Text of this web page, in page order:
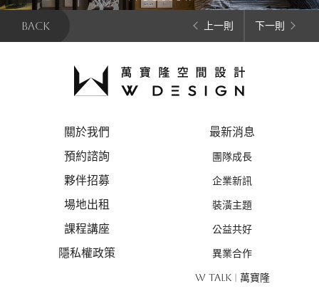
BACK 上一則 下一則
關於我們
預約諮詢
夥伴招募
場地出租
課程講座
隱私權政策
最新消息
團隊成長
企業新訊
裝潢主題
公益共好
異業合作
W TALK | 萬寶隆